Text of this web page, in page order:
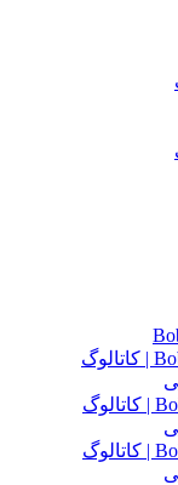
مینی لودر بابکت Bobcat T320 | کاتالوگ
مینی لودر بابکت Bobcat S185 | کاتالوگ
مینی لودر بابکت Bobcat S130 | کاتالوگ